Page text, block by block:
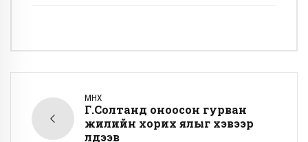
ӨМНӨХ
Г.Солтанд оноосон гурван
жилийн хорих ялыг хэвээр
үлдээв